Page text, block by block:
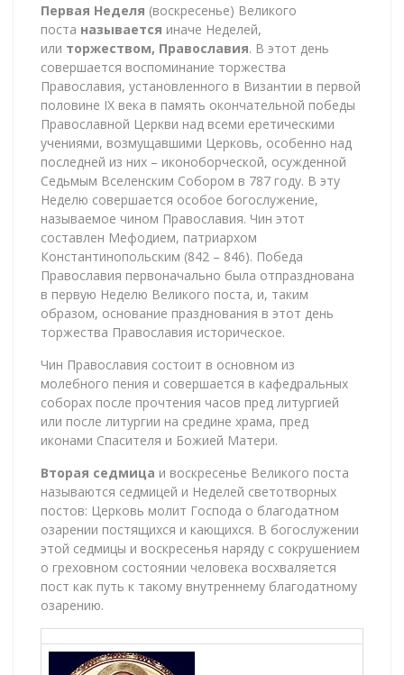
Первая Неделя (воскресенье) Великого
поста называется иначе Неделей,
или торжеством, Православия. В этот день
совершается воспоминание торжества
Православия, установленного в Византии в первой
половине IX века в память окончательной победы
Православной Церкви над всеми еретическими
учениями, возмущавшими Церковь, особенно над
последней из них – иконоборческой, осужденной
Седьмым Вселенским Собором в 787 году. В эту
Неделю совершается особое богослужение,
называемое чином Православия. Чин этот
составлен Мефодием, патриархом
Константинопольским (842 – 846). Победа
Православия первоначально была отпразднована
в первую Неделю Великого поста, и, таким
образом, основание празднования в этот день
торжества Православия историческое.
Чин Православия состоит в основном из
молебного пения и совершается в кафедральных
соборах после прочтения часов пред литургией
или после литургии на средине храма, пред
иконами Спасителя и Божией Матери.
Вторая седмица и воскресенье Великого поста
называются седмицей и Неделей светотворных
постов: Церковь молит Господа о благодатном
озарении постящихся и кающихся. В богослужении
этой седмицы и воскресенья наряду с сокрушением
о греховном состоянии человека восхваляется
пост как путь к такому внутреннему благодатному
озарению.